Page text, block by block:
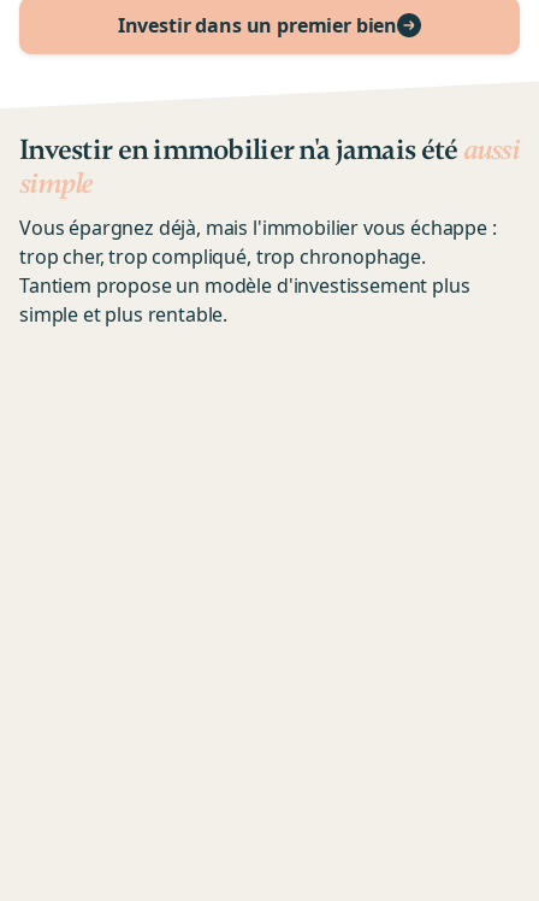
Investir dans un premier bien
Investir en immobilier n'a jamais été aussi
simple
Vous épargnez déjà, mais l'immobilier vous échappe :
trop cher, trop compliqué, trop chronophage.
Tantiem propose un modèle d'investissement plus
simple et plus rentable.